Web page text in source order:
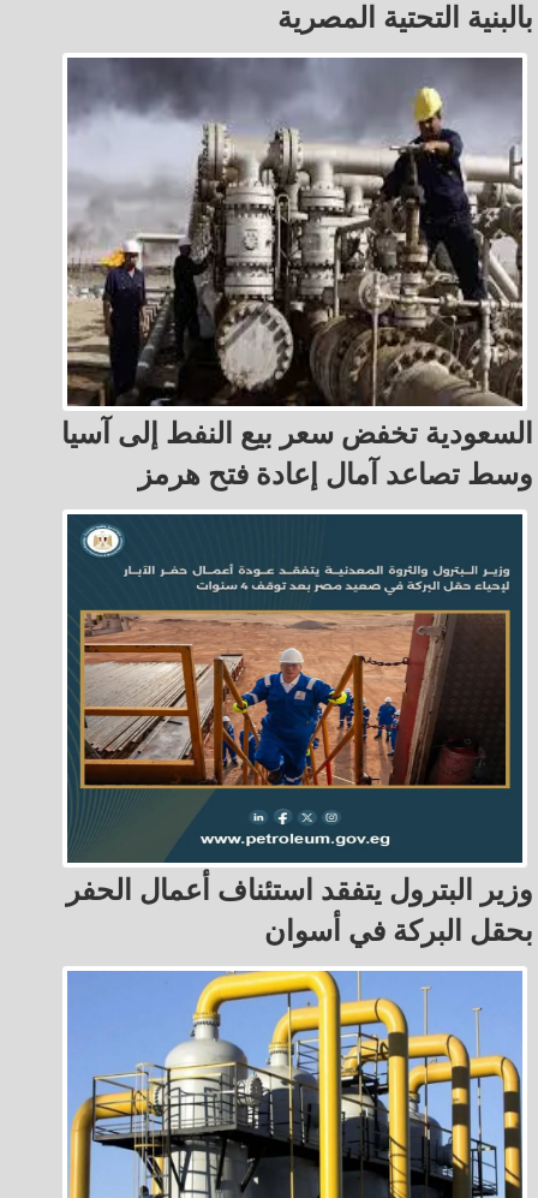
بالبنية التحتية المصرية
السعودية تخفض سعر بيع النفط إلى آسيا
وسط تصاعد آمال إعادة فتح هرمز
وزير البترول يتفقد استئناف أعمال الحفر
بحقل البركة في أسوان